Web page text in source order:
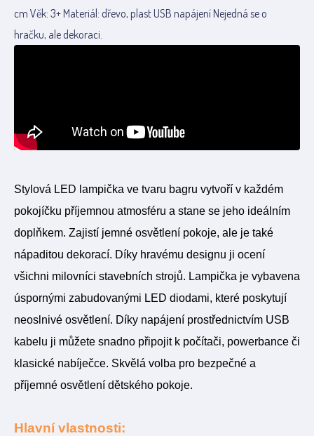
cm Věk: 3+ Materiál: dřevo, plast USB napájení Nejedná se o
hračku, ale dekoraci.
Stylová LED lampička ve tvaru bagru vytvoří v každém
pokojíčku příjemnou atmosféru a stane se jeho ideálním
doplňkem. Zajistí jemné osvětlení pokoje, ale je také
nápaditou dekorací. Díky hravému designu ji ocení
všichni milovníci stavebních strojů. Lampička je vybavena
úspornými zabudovanými LED diodami, které poskytují
neoslnivé osvětlení. Díky napájení prostřednictvím USB
kabelu ji můžete snadno připojit k počítači, powerbance či
klasické nabíječce. Skvělá volba pro bezpečné a
příjemné osvětlení dětského pokoje.
Hlavní vlastnosti: